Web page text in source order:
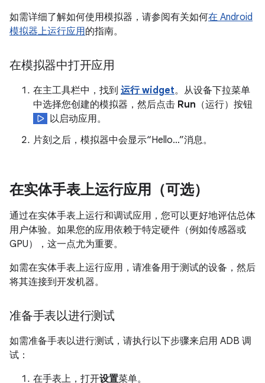
如需详细了解如何使用模拟器，请参阅有关如何在 Android
模拟器上运行应用的指南。
在模拟器中打开应用
在主工具栏中，找到 运行 widget。从设备下拉菜单
中选择您创建的模拟器，然后点击 Run （运行）按钮
以启动应用。
片刻之后，模拟器中会显示“Hello…”消息。
在实体手表上运行应用（可选）
通过在实体手表上运行和调试应用，您可以更好地评估总体
用户体验。如果您的应用依赖于特定硬件（例如传感器或
GPU），这一点尤为重要。
如需在实体手表上运行应用，请准备用于测试的设备，然后
将其连接到开发机器。
准备手表以进行测试
如需准备手表以进行测试，请执行以下步骤来启用 ADB 调
试：
在手表上，打开设置菜单。